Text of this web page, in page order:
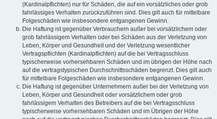
(Kardinalpflichten) nur für Schäden, die auf ein vorsätzliches oder grob
fahrlässiges Verhalten zurückzuführen sind. Dies gilt auch für mittelbare
Folgeschäden wie insbesondere entgangenen Gewinn.
Die Haftung ist gegenüber Verbrauchern außer bei vorsätzlichem oder
grob fahrlässigem Verhalten oder bei Schäden aus der Verletzung von
Leben, Körper und Gesundheit und der Verletzung wesentlicher
Vertragspflichten (Kardinalpflichten) auf die bei Vertragsschluss
typischerweise vorhersehbaren Schäden und im übrigen der Höhe nach
auf die vertragstypischen Durchschnittsschäden begrenzt. Dies gilt auch
für mittelbare Folgeschäden wie insbesondere entgangenen Gewinn.
Die Haftung ist gegenüber Unternehmern außer bei der Verletzung von
Leben, Körper und Gesundheit oder vorsätzlichem oder grob
fahrlässigem Verhalten des Betreibers auf die bei Vertragsschluss
typischerweise vorhersehbaren Schäden und im Übrigen der Höhe